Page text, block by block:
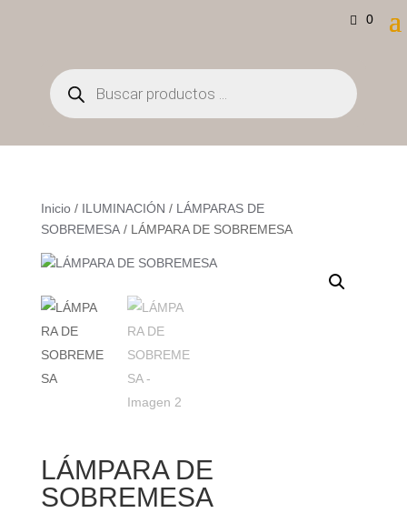
0
Búsqueda
de
productos
Inicio/ ILUMINACIÓN / LÁMPARAS DE
SOBREMESA/ LÁMPARA DE SOBREMESA
LÁMPARA DE
SOBREMESA